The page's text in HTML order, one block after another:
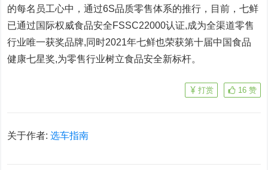
的每名员工心中，通过6S品质零售体系的推行，目前，七鲜
已通过国际权威食品安全FSSC22000认证,成为全渠道零售
行业唯一获奖品牌,同时2021年七鲜也荣获第十届中国食品
健康七星奖,为零售行业树立食品安全新标杆。
16 赞
打赏
关于作者:选车指南